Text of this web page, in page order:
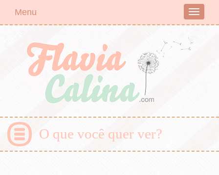
Toggle
Menu
O que você quer ver?